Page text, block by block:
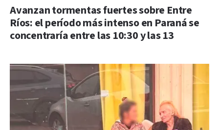
Avanzan tormentas fuertes sobre Entre
Ríos: el período más intenso en Paraná se
concentraría entre las 10:30 y las 13